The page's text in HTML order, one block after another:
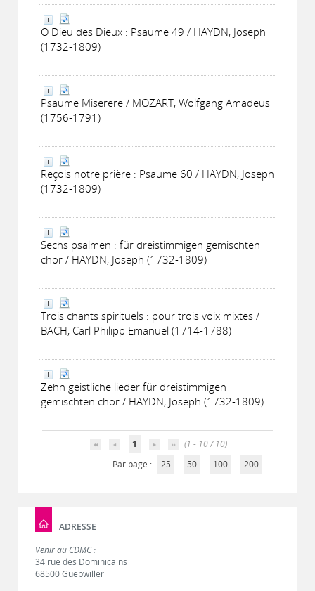
O Dieu des Dieux : Psaume 49 / HAYDN, Joseph
(1732-1809)
Psaume Miserere / MOZART, Wolfgang Amadeus
(1756-1791)
Reçois notre prière : Psaume 60 / HAYDN, Joseph
(1732-1809)
Sechs psalmen : für dreistimmigen gemischten
chor / HAYDN, Joseph (1732-1809)
Trois chants spirituels : pour trois voix mixtes /
BACH, Carl Philipp Emanuel (1714-1788)
Zehn geistliche lieder für dreistimmigen
gemischten chor / HAYDN, Joseph (1732-1809)
1
(1 - 10 / 10)
Par page :
25 50 100 200
ADRESSE
Venir au CDMC :
34 rue des Dominicains
68500 Guebwiller